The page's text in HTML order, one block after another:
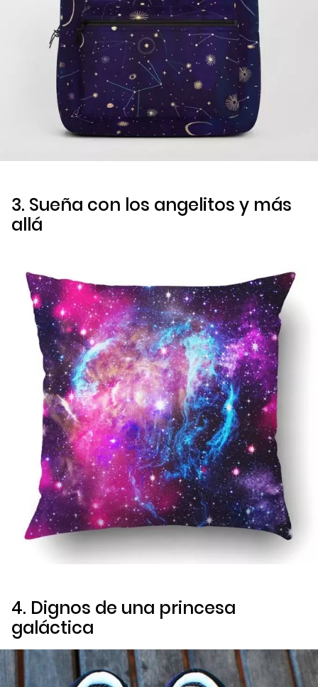
3. Sueña con los angelitos y más
allá
4. Dignos de una princesa
galáctica